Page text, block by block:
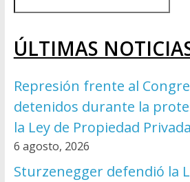
ÚLTIMAS
Represión frente al
detenidos durante la
la Ley de Propiedad Privada
6 agosto, 2026
Sturzenegger defendió la